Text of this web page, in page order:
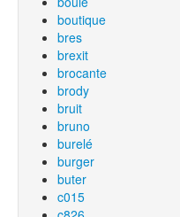
boutique
bres
brexit
brocante
brody
bruit
bruno
burelé
burger
buter
c015